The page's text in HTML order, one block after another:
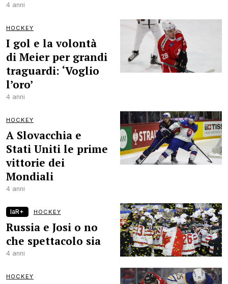
4 anni
HOCKEY
I gol e la volontà
di Meier per grandi
traguardi: ‘Voglio
l’oro’
4 anni
HOCKEY
A Slovacchia e
Stati Uniti le prime
vittorie dei
Mondiali
4 anni
laR+ HOCKEY
Russia e Josi o no
che spettacolo sia
4 anni
HOCKEY